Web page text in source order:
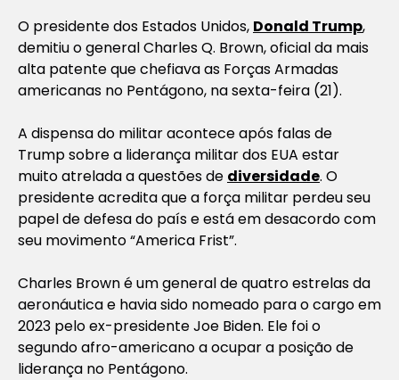
O presidente dos Estados Unidos, Donald Trump,
demitiu o general Charles Q. Brown, oficial da mais
alta patente que chefiava as Forças Armadas
americanas no Pentágono, na sexta-feira (21).
A dispensa do militar acontece após falas de
Trump sobre a liderança militar dos EUA estar
muito atrelada a questões de diversidade. O
presidente acredita que a força militar perdeu seu
papel de defesa do país e está em desacordo com
seu movimento “America Frist”.
Charles Brown é um general de quatro estrelas da
aeronáutica e havia sido nomeado para o cargo em
2023 pelo ex-presidente Joe Biden. Ele foi o
segundo afro-americano a ocupar a posição de
liderança no Pentágono.